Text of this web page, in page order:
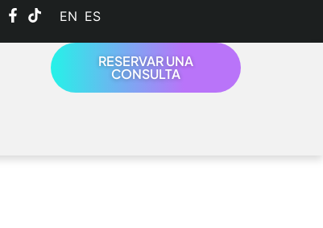
EnglishEspañol
RESERVAR UNA
CONSULTA